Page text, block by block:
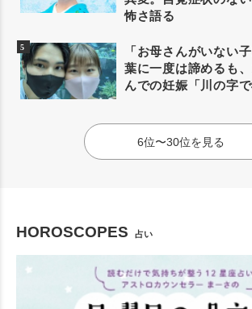
怖さ語る
「お母さんがいない
葉に一度は諦めるも
んでの妊娠「川の字で
6位〜30位を見る
HOROSCOPES 占い